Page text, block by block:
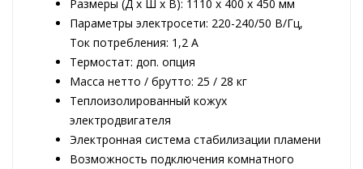
Размеры (Д х Ш х В): 1110 x 400 x 450 мм
Параметры электросети: 220-240/50 В/Гц,
Ток потребления: 1,2 A
Термостат: доп. опция
Масса нетто / брутто: 25 / 28 кг
Теплоизолированный кожух
электродвигателя
Электронная система стабилизации пламени
Возможность подключения комнатного